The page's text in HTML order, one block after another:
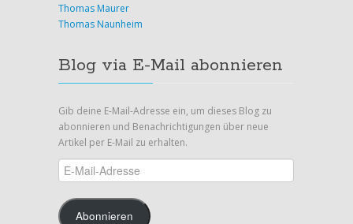
Thomas Maurer
Thomas Naunheim
Blog via E-Mail abonnieren
Gib deine E-Mail-Adresse ein, um dieses Blog zu
abonnieren und Benachrichtigungen über neue
Artikel per E-Mail zu erhalten.
E-
Mail-
Adresse
Abonnieren